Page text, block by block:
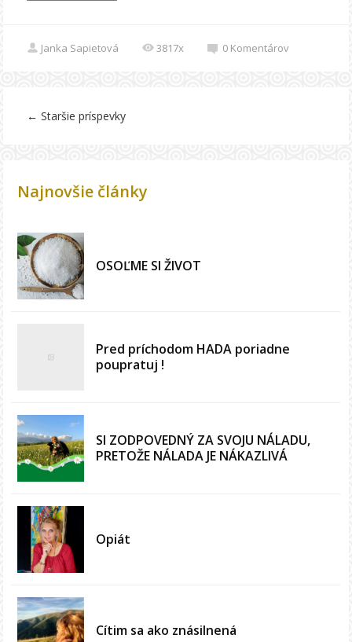
Janka Sapietová 3817x 0 Komentárov
← Staršie príspevky
Najnovšie články
OSOĽME SI ŽIVOT
Pred príchodom HADA poriadne
poupratuj !
SI ZODPOVEDNÝ ZA SVOJU NÁLADU,
PRETOŽE NÁLADA JE NÁKAZLIVÁ
Opiát
Cítim sa ako znásilnená